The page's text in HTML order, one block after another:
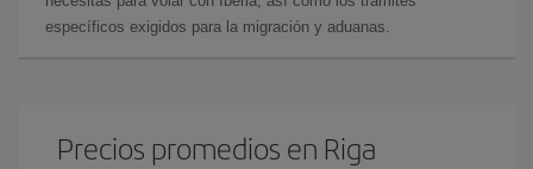
específicos exigidos para la migración y aduanas.
Precios promedios en Riga